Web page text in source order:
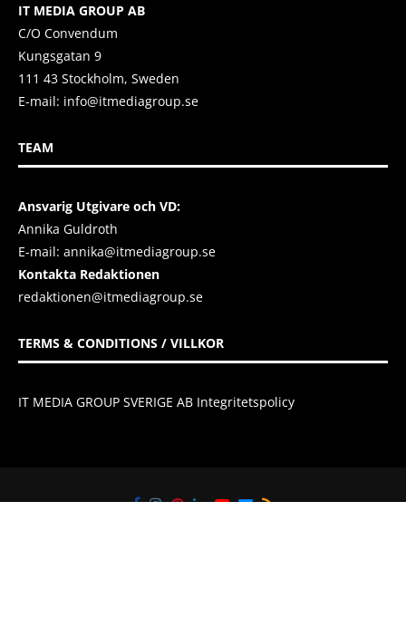
IT MEDIA GROUP AB
C/O Convendum
Kungsgatan 9
111 43 Stockholm, Sweden
E-mail: info@itmediagroup.se
TEAM
Ansvarig Utgivare och VD:
Annika Guldroth
E-mail: annika@itmediagroup.se
Kontakta Redaktionen
redaktionen@itmediagroup.se
TERMS & CONDITIONS / VILLKOR
IT MEDIA GROUP SVERIGE AB Integritetspolicy